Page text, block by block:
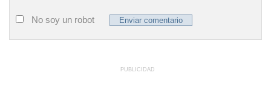
No soy un robot
PUBLICIDAD